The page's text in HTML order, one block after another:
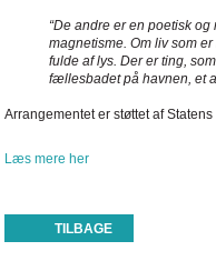
“De andre er en poetisk
magnetisme. Om liv som
fulde af lys. Der er ting,
fællesbadet på havnen, et
Arrangementet er støttet af
Læs mere her
TILBAGE